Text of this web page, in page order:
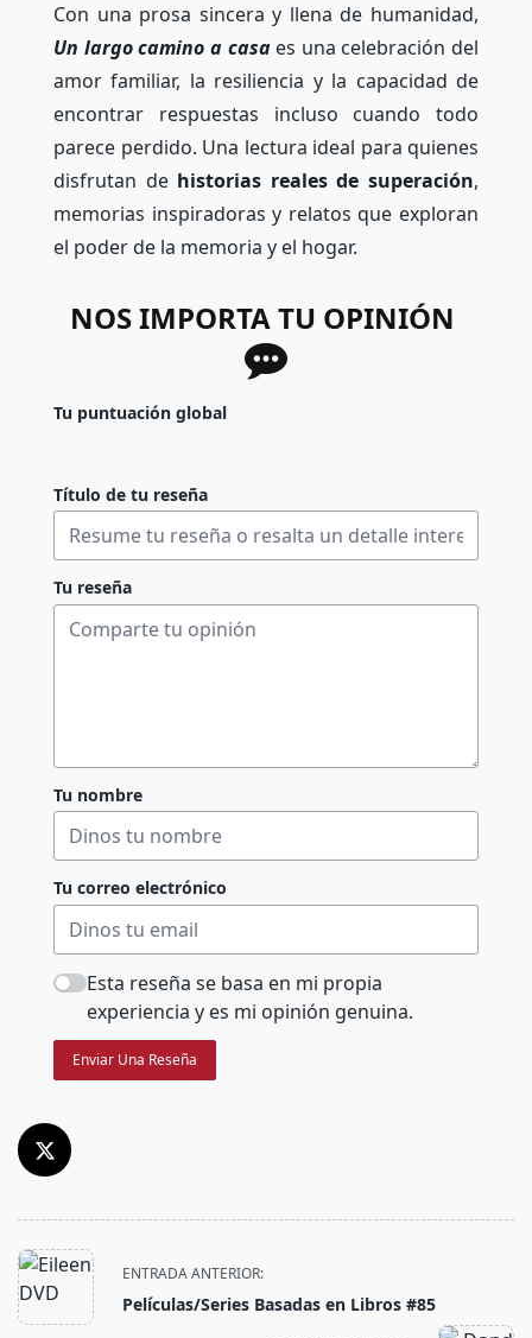
Con una prosa sincera y llena de humanidad,
Un largo camino a casa es una celebración del
amor familiar, la resiliencia y la capacidad de
encontrar respuestas incluso cuando todo
parece perdido. Una lectura ideal para quienes
disfrutan de historias reales de superación,
memorias inspiradoras y relatos que exploran
el poder de la memoria y el hogar.
NOS IMPORTA TU OPINIÓN
Tu puntuación global
Título de tu reseña
Tu reseña
Tu nombre
Tu correo electrónico
Esta reseña se basa en mi propia
experiencia y es mi opinión genuina.
Enviar Una Reseña
<span
class="nav-
subtitle
ENTRADA ANTERIOR:
Películas/Series Basadas en Libros #85